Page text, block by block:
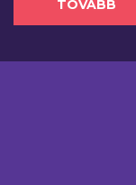
TOVÁBB